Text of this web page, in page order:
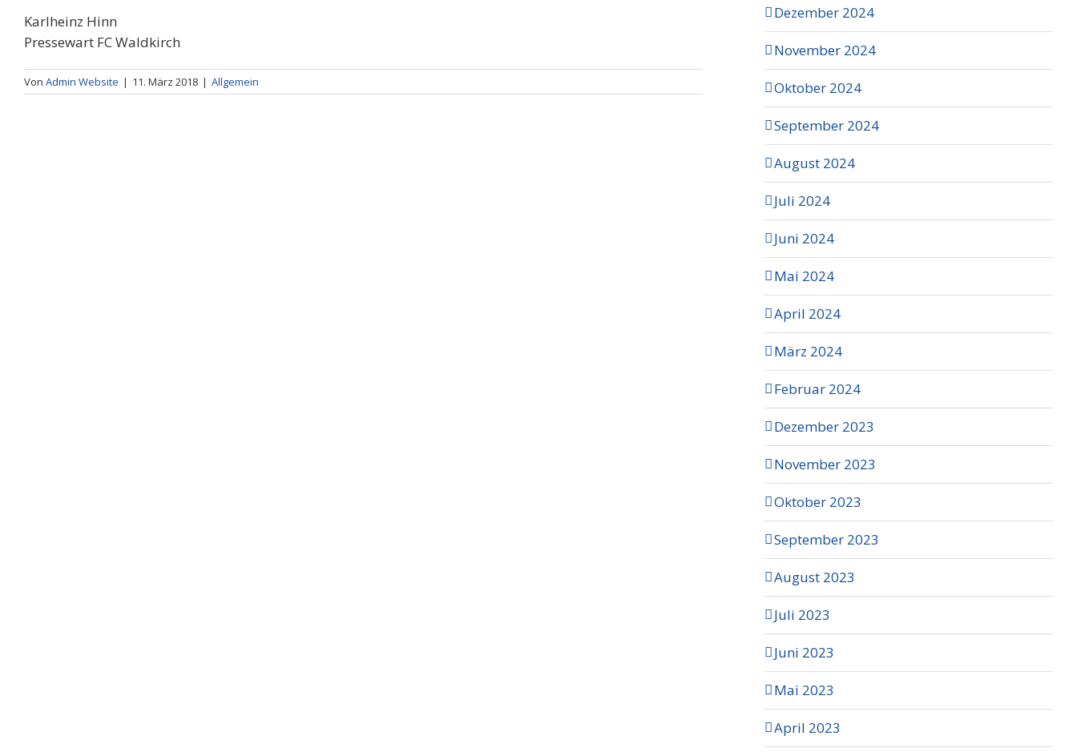
Karlheinz Hinn
Pressewart FC Waldkirch
Von Admin Website | 11. März 2018 | Allgemein
Dezember 2024
November 2024
Oktober 2024
September 2024
August 2024
Juli 2024
Juni 2024
Mai 2024
April 2024
März 2024
Februar 2024
Dezember 2023
November 2023
Oktober 2023
September 2023
August 2023
Juli 2023
Juni 2023
Mai 2023
April 2023